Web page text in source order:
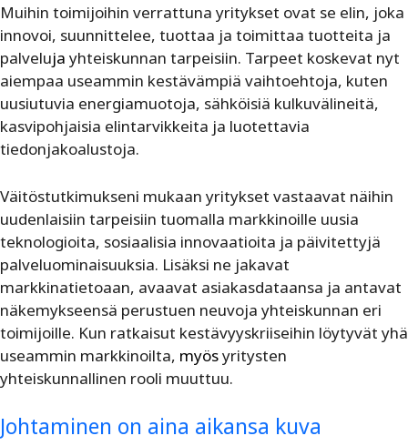
Muihin toimijoihin verrattuna yritykset ovat se elin, joka
innovoi, suunnittelee, tuottaa ja toimittaa tuotteita ja
palveluja yhteiskunnan tarpeisiin. Tarpeet koskevat nyt
aiempaa useammin kestävämpiä vaihtoehtoja, kuten
uusiutuvia energiamuotoja, sähköisiä kulkuvälineitä,
kasvipohjaisia elintarvikkeita ja luotettavia
tiedonjakoalustoja.
Väitöstutkimukseni mukaan yritykset vastaavat näihin
uudenlaisiin tarpeisiin tuomalla markkinoille uusia
teknologioita, sosiaalisia innovaatioita ja päivitettyjä
palveluominaisuuksia. Lisäksi ne jakavat
markkinatietoaan, avaavat asiakasdataansa ja antavat
näkemykseensä perustuen neuvoja yhteiskunnan eri
toimijoille. Kun ratkaisut kestävyyskriiseihin löytyvät yhä
useammin markkinoilta, myösyritysten
yhteiskunnallinen rooli muuttuu.
Johtaminen on aina aikansa kuva